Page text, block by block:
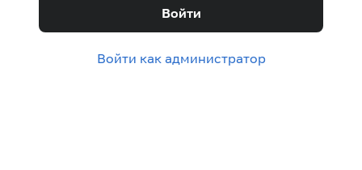
Войти
Войти как администратор